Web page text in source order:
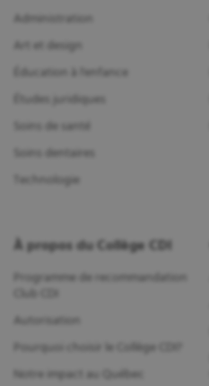
Administration
Art et design
Éducation à l'enfance
Études juridiques
Soins de santé
Soins dentaires
Technologie
À propos du Collège CDI
Programme de recommandation
Club CDI
Autorisation
Pourquoi choisir le Collège CDI?
Notre impact au Québec